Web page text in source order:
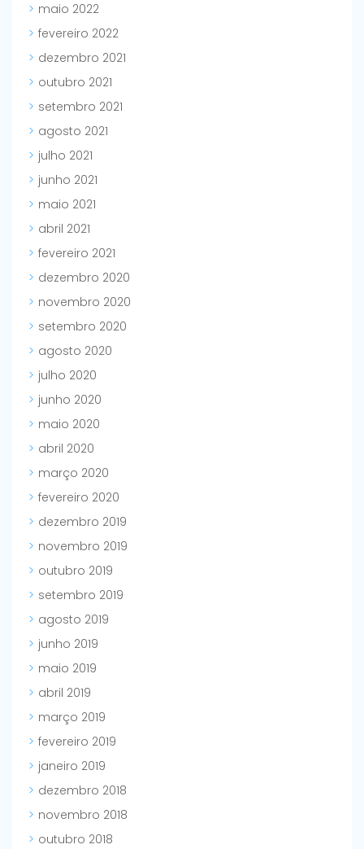
maio 2022
fevereiro 2022
dezembro 2021
outubro 2021
setembro 2021
agosto 2021
julho 2021
junho 2021
maio 2021
abril 2021
fevereiro 2021
dezembro 2020
novembro 2020
setembro 2020
agosto 2020
julho 2020
junho 2020
maio 2020
abril 2020
março 2020
fevereiro 2020
dezembro 2019
novembro 2019
outubro 2019
setembro 2019
agosto 2019
junho 2019
maio 2019
abril 2019
março 2019
fevereiro 2019
janeiro 2019
dezembro 2018
novembro 2018
outubro 2018